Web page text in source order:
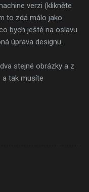
verzi (klikněte
to zdá málo jako
bych ještě na oslavu
úprava designu.
stejné obrázky a z
a tak musíte